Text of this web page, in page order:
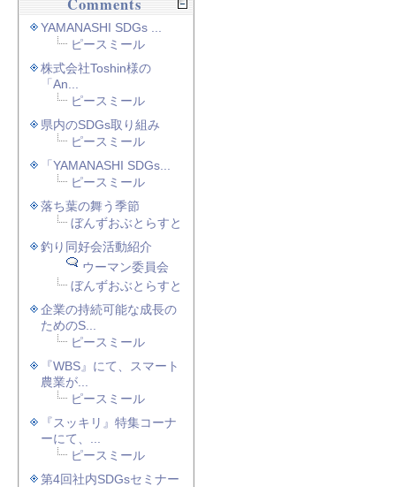
Comments
YAMANASHI SDGs ...
ピースミール
株式会社Toshin様の
「An...
ピースミール
県内のSDGs取り組み
ピースミール
「YAMANASHI SDGs...
ピースミール
落ち葉の舞う季節
ぼんずおぶとらすと
釣り同好会活動紹介
ウーマン委員会
ぼんずおぶとらすと
企業の持続可能な成長の
ためのS...
ピースミール
『WBS』にて、スマート
農業が...
ピースミール
『スッキリ』特集コーナ
ーにて、...
ピースミール
第4回社内SDGsセミナー